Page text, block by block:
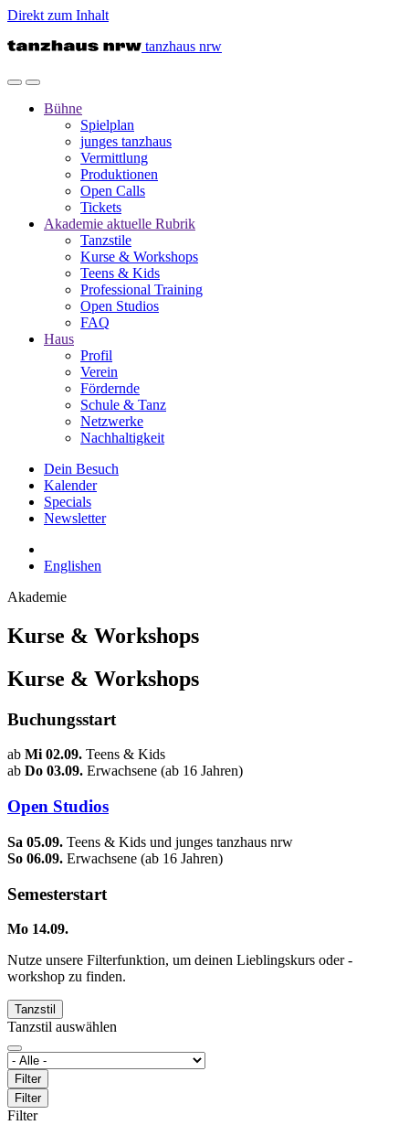
Direkt zum Inhalt
tanzhaus nrw
Bühne
Spielplan
junges tanzhaus
Vermittlung
Produktionen
Open Calls
Tickets
Akademie aktuelle Rubrik
Tanzstile
Kurse & Workshops
Teens & Kids
Professional Training
Open Studios
FAQ
Haus
Profil
Verein
Fördernde
Schule & Tanz
Netzwerke
Nachhaltigkeit
Dein Besuch
Kalender
Specials
Newsletter
Englishen
Akademie
Kurse & Workshops
Kurse & Workshops
Buchungsstart
ab Mi 02.09. Teens & Kids
ab Do 03.09. Erwachsene (ab 16 Jahren)
Open Studios
Sa 05.09. Teens & Kids und junges tanzhaus nrw
So 06.09. Erwachsene (ab 16 Jahren)
Semesterstart
Mo 14.09.
Nutze unsere Filterfunktion, um deinen Lieblingskurs oder -
workshop zu finden.
Tanzstil
Tanzstil auswählen
Filter
Filter
Filter